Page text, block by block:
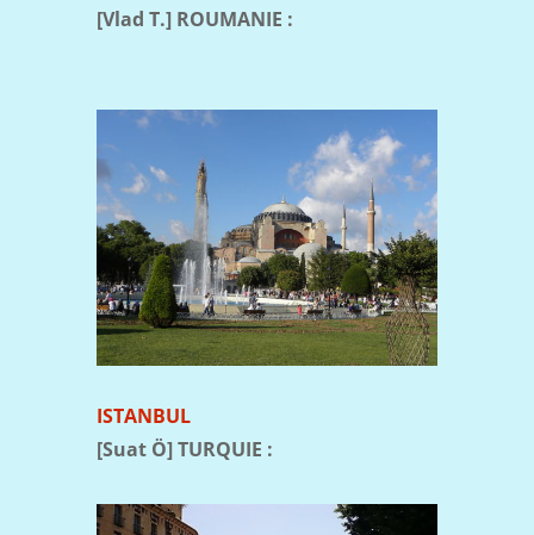
[Vlad T.] ROUMANIE :
ISTANBUL
[Suat Ö] TURQUIE :